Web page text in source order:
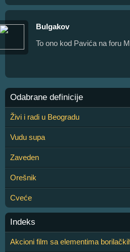
Bulgakov
To ono kod Pavića na foru
Odabrane definicije
Živi i radi u Beogradu
Vudu supa
Zaveden
Orešnik
Cveće
Indeks
Akcioni film sa elementima